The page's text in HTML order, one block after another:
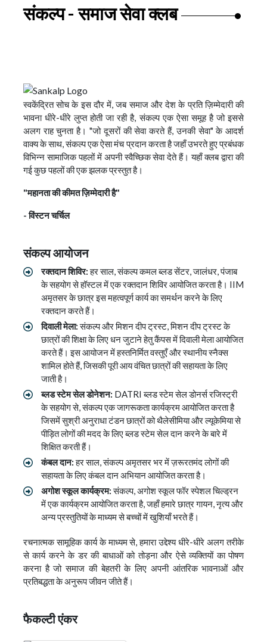
संकल्प - समाज सेवा क्लब
स्वकेंद्रित सोच के इस दौर में, जब समाज और देश के प्रति ज़िम्मेदारी की
भावना धीरे-धीरे लुप्त होती जा रही है, संकल्प एक ऐसा समूह है जो इससे
अलग राह चुनता है। "जो दूसरों की सेवा करते हैं, उनकी सेवा" के आदर्श
वाक्य के साथ, संकल्प एक ऐसा मंच प्रदान करता है जहाँ उभरते हुए प्रबंधक
विभिन्न सामाजिक पहलों में अपनी स्वैच्छिक सेवा देते हैं। यहाँ क्लब द्वारा की
गई कुछ पहलों की एक झलक प्रस्तुत है।
"महानता की कीमत ज़िम्मेदारी है"
- विंस्टन चर्चिल
संकल्प आयोजन
रक्तदान शिविर:हर साल, संकल्प कमल ब्लड सेंटर, जालंधर, पंजाब
के सहयोग से हॉस्टल में एक रक्तदान शिविर आयोजित करता है। IIM
अमृतसर के छात्र इस महत्वपूर्ण कार्य का समर्थन करने के लिए
रक्तदान करते हैं।
दिवाली मेला:संकल्प और मिशन दीप ट्रस्ट, मिशन दीप ट्रस्ट के
छात्रों की शिक्षा के लिए धन जुटाने हेतु कैंपस में दिवाली मेला आयोजित
करते हैं। इस आयोजन में हस्तनिर्मित वस्तुएँ और स्थानीय स्नैक्स
शामिल होते हैं, जिसकी पूरी आय वंचित छात्रों की सहायता के लिए
जाती है।
ब्लड स्टेम सेल डोनेशन: DATRI ब्लड स्टेम सेल डोनर्स रजिस्ट्री
के सहयोग से, संकल्प एक जागरूकता कार्यक्रम आयोजित करता है
जिसमें सुश्री अनुराधा टंडन छात्रों को थैलेसीमिया और ल्यूकेमिया से
पीड़ित लोगों की मदद के लिए ब्लड स्टेम सेल दान करने के बारे में
शिक्षित करती हैं।
कंबल दान:हर साल, संकल्प अमृतसर भर में ज़रूरतमंद लोगों की
सहायता के लिए कंबल दान अभियान आयोजित करता है।
अगोश स्कूल कार्यक्रम:संकल्प, अगोश स्कूल फॉर स्पेशल चिल्ड्रन
में एक कार्यक्रम आयोजित करता है, जहाँ हमारे छात्र गायन, नृत्य और
अन्य प्रस्तुतियों के माध्यम से बच्चों में खुशियाँ भरते हैं।
रचनात्मक सामूहिक कार्य के माध्यम से, हमारा उद्देश्य धीरे-धीरे अलग तरीके
से कार्य करने के डर की बाधाओं को तोड़ना और ऐसे व्यक्तियों का पोषण
करना है जो समाज की बेहतरी के लिए अपनी आंतरिक भावनाओं और
प्रतिबद्धता के अनुरूप जीवन जीते हैं।
फैकल्टी एंकर